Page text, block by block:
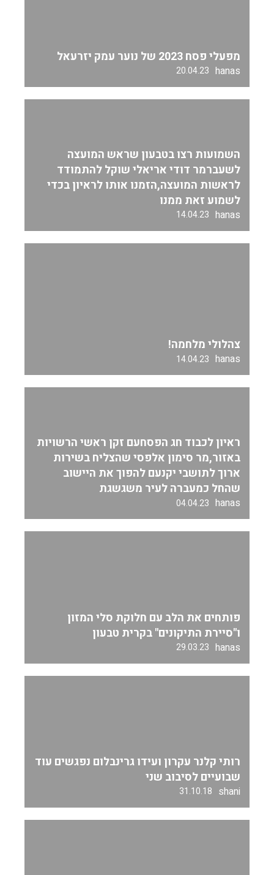
מפעלי פסח 2023 של נוער עמק יזרעאל
hanas
20.04.23
השמועות רצו בטבעון שראש המועצה
לשעברמר דודי אריאלי שוקל להתמודד
לראשות המועצה,הזמנו אותו לראיון בכדי
לשמוע זאת ממנו
hanas
14.04.23
צהלולי מלחמה!
hanas
14.04.23
ראיון לכבוד חג הפסחעם זקן ראשי הרשויות
באזור,מר סימון אלפסי שהצליח בשירות
ארוך לתושבי יקנעם להפוך את היישוב
שהחל כמעברה לעיר משגשגת
hanas
04.04.23
פותחים את הלב עם חלוקת סלי המזון
ו"סיירת התיקונים" בקרית טבעון
hanas
29.03.23
רותי קלנר עקרון ועידו גרינבלום נפגשים עוד
שבועיים לסיבוב שני
shani
31.10.18